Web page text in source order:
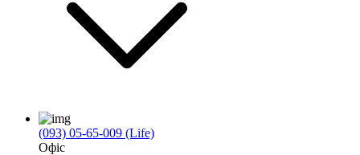
(093) 05-65-009 (Life)
Офіс